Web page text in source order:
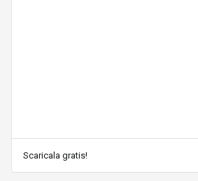
Scaricala gratis!